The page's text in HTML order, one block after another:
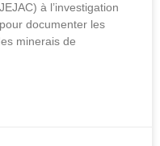
à l’investigation
documenter les
minerais de